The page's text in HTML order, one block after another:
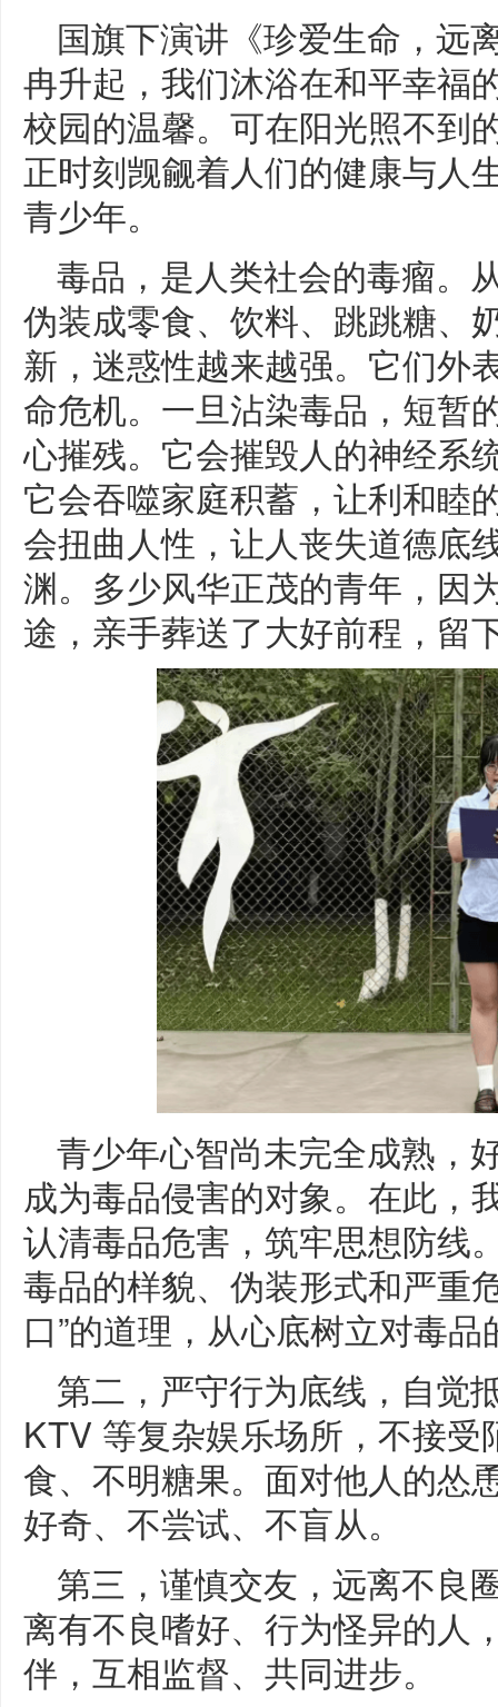
国旗下演讲《珍爱生命，远
冉升起，我们沐浴在和平幸福
校园的温馨。可在阳光照不到
正时刻觊觎着人们的健康与人
青少年。
毒品，是人类社会的毒瘤。
伪装成零食、饮料、跳跳糖、
新，迷惑性越来越强。它们外
命危机。一旦沾染毒品，短暂
心摧残。它会摧毁人的神经系
它会吞噬家庭积蓄，让利和睦
会扭曲人性，让人丧失道德底
渊。多少风华正茂的青年，因
途，亲手葬送了大好前程，留
青少年心智尚未完全成熟，
成为毒品侵害的对象。在此，
认清毒品危害，筑牢思想防线
毒品的样貌、伪装形式和严重
口”的道理，从心底树立对毒
第二，严守行为底线，自觉
KTV 等复杂娱乐场所，不接
食、不明糖果。面对他人的怂
好奇、不尝试、不盲从。
第三，谨慎交友，远离不良
离有不良嗜好、行为怪异的人
伴，互相监督、共同进步。